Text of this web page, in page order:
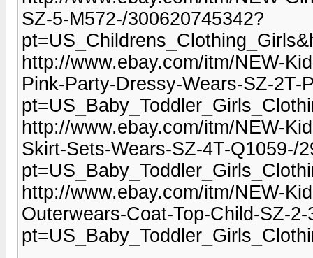
SZ-5-M572-/300620745342?
http://www.ebay.com/itm/NEW-
Pink-Party-Dressy-Wears-SZ-2T-
http://www.ebay.com/itm/NEW-
Skirt-Sets-Wears-SZ-4T-Q1059-/
http://www.ebay.com/itm/NEW-
Outerwears-Coat-Top-Child-SZ-